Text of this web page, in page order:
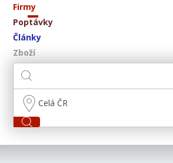
Firmy
Poptávky
Články
Zboží
Celá ČR